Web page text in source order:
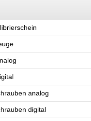
analog
digital